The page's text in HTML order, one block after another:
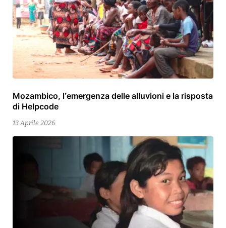
Mozambico, l’emergenza delle alluvioni e la risposta
di Helpcode
13 Aprile 2026
15
Aprile
2026